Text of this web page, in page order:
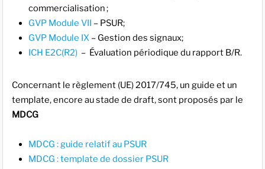
commercialisation ;
GVP Module VII – PSUR;
GVP Module IX – Gestion des signaux;
ICH E2C(R2) – Évaluation périodique du rapport B/R.
Concernant le règlement (UE) 2017/745, un guide et un
template, encore au stade de draft, sont proposés par le
MDCG
MDCG : guide relatif au PSUR
MDCG : template de dossier PSUR